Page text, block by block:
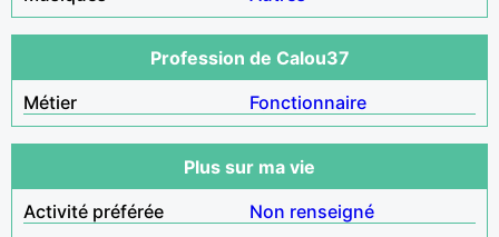
Profession de Calou37
Métier
Fonctionnaire
Plus sur ma vie
Activité préférée
Non renseigné